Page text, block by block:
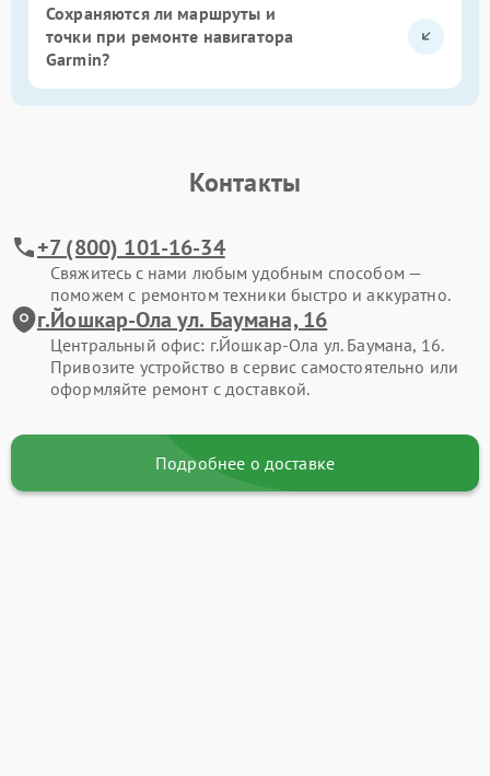
Сохраняются ли маршруты и
точки при ремонте навигатора
Garmin?
Контакты
+7 (800) 101-16-34
Свяжитесь с нами любым удобным способом —
поможем с ремонтом техники быстро и аккуратно.
г.Йошкар-Ола ул. Баумана, 16
Центральный офис: г.Йошкар-Ола ул. Баумана, 16.
Привозите устройство в сервис самостоятельно или
оформляйте ремонт с доставкой.
Подробнее о доставке